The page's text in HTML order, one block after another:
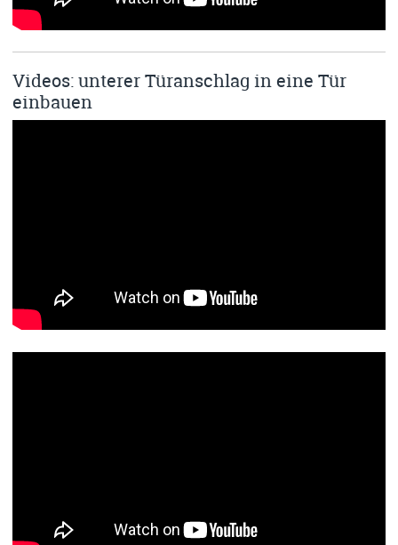
Videos: unterer Türanschlag in eine Tür
einbauen